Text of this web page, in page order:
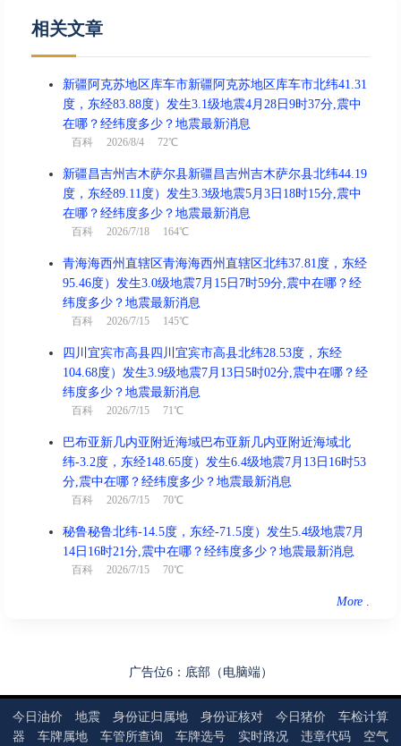
酉时(17:00-18:59) 吉
乙酉时 17:00 - 18:59
喜神西北 财神西南 福神东南
结婚、出行、搬家、入宅、开业、
纳财
忌 乘船、造桥
兔 煞东
戌时(19:00-20:59)
喜神西南 财神正西 福神正东
宜
结婚、出行、交易、开业、赴任、
祈福、安床、求嗣、纳财
忌 盖屋、入殓、上梁
冲 龙 煞北
亥时(21:00-22:59) 凶
丁亥时 21:00 - 22:59
忌 出行、赴任、动土、修造
冲 蛇 煞西
相关文章
新疆阿克苏地区库车市新疆阿克苏地区库车市北纬41.31
度，东经83.88度）发生3.1级地震4月28日9时37分,震中
在哪？经纬度多少？地震最新消息
百科 2026/8/4 72℃
新疆昌吉州吉木萨尔县新疆昌吉州吉木萨尔县北纬44.19
度，东经89.11度）发生3.3级地震5月3日18时15分,震中
在哪？经纬度多少？地震最新消息
百科 2026/7/18 164℃
青海海西州直辖区青海海西州直辖区北纬37.81度，东经
95.46度）发生3.0级地震7月15日7时59分,震中在哪？经
纬度多少？地震最新消息
百科 2026/7/15 145℃
四川宜宾市高县四川宜宾市高县北纬28.53度，东经
104.68度）发生3.9级地震7月13日5时02分,震中在哪？经
纬度多少？地震最新消息
百科 2026/7/15 71℃
巴布亚新几内亚附近海域巴布亚新几内亚附近海域北
纬-3.2度，东经148.65度）发生6.4级地震7月13日16时53
分,震中在哪？经纬度多少？地震最新消息
百科 2026/7/15 70℃
秘鲁秘鲁北纬-14.5度，东经-71.5度）发生5.4级地震7月
14日16时21分,震中在哪？经纬度多少？地震最新消息
百科 2026/7/15 70℃
More
广告位6：底部（电脑端）
今日油价 地震 身份证归属地 身份证核对 今日猪价
车检计算
器
车牌属地 车管所查询 车牌选号 实时路况 违章代码 空气